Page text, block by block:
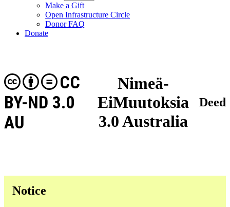
Make a Gift
Open Infrastructure Circle
Donor FAQ
Donate
Nimeä-
EiMuutoksia
3.0 Australia
CC
BY-ND 3.0
AU
Deed
Notice